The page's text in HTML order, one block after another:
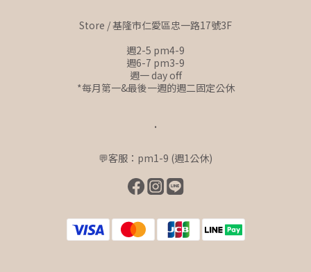
Store / 基隆市仁愛區忠一路17號3F
週2-5 pm4-9
週6-7 pm3-9
週一 day off
*每月第一&最後一週的週二固定公休
.
💬客服：pm1-9 (週1公休)